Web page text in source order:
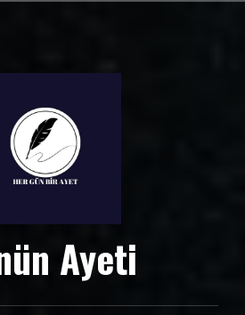
Ayeti